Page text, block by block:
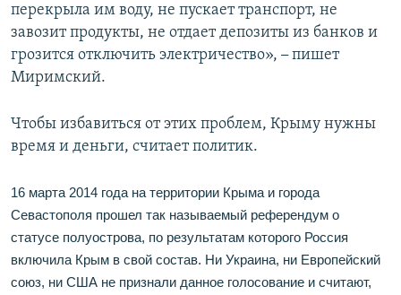
перекрыла им воду, не пускает транспорт, не
завозит продукты, не отдает депозиты из банков и
грозится отключить электричество», –пишет
Миримский.
Чтобы избавиться от этих проблем, Крыму нужны
время и деньги, считает политик.
16 марта 2014 года на территории Крыма и города
Севастополя прошел так называемый референдум о
статусе полуострова, по результатам которого Россия
включила Крым в свой состав. Ни Украина, ни Европейский
союз, ни США не признали данное голосование и считают,